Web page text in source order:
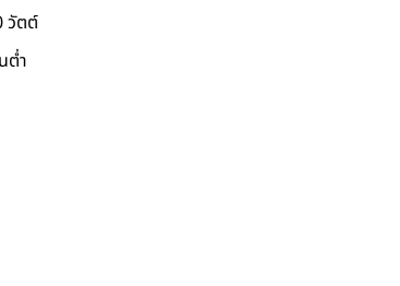
วัตต์
ต่ำ